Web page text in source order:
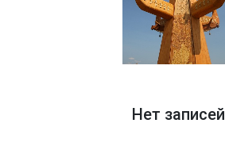
Нет записей